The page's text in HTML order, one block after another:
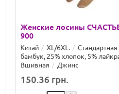
Женские лосины
900
Китай XL/6XL. Стандартная
бамбук, 25% хлопок, 5%
Вшивная
Джинс
150.36 грн.